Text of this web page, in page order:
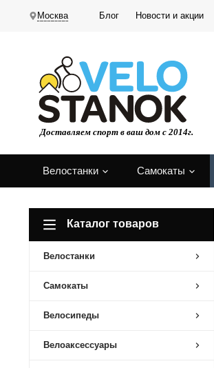
Москва Блог Новости и акции
Велостанки Самокаты
Каталог товаров
Велостанки
Самокаты
Велосипеды
Велоаксессуары